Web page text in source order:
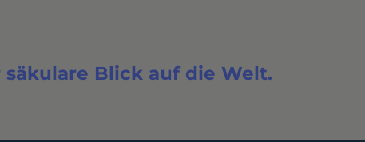
säkulare Blick auf die Welt.